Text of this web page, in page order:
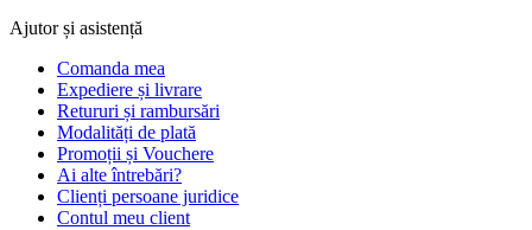
Ajutor și asistență
Comanda mea
Expediere și livrare
Retururi și rambursări
Modalități de plată
Promoții și Vouchere
Ai alte întrebări?
Clienți persoane juridice
Contul meu client